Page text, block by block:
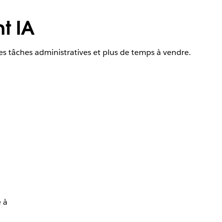
IA
tâches administratives et plus de temps à vendre.
à